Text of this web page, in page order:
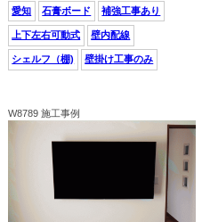
愛知 石膏ボード 補強工事あり
上下左右可動式 壁内配線
シェルフ（棚) 壁掛け工事のみ
W8789 施工事例